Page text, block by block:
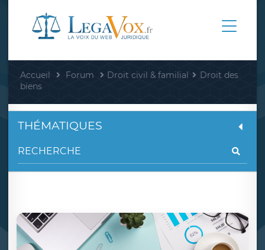
Accueil Forum Droit civil & familial
Droit des
biens
THÉMATIQUES